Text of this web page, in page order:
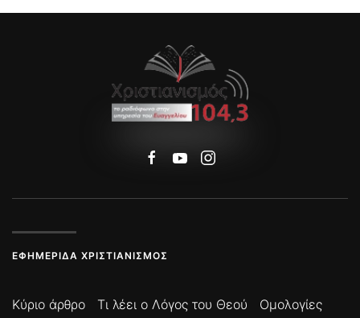
ΕΦΗΜΕΡΊΔΑ ΧΡΙΣΤΙΑΝΙΣΜΌΣ
Κύριο άρθρο Τι λέει ο Λόγος του Θεού
Ομολογίες